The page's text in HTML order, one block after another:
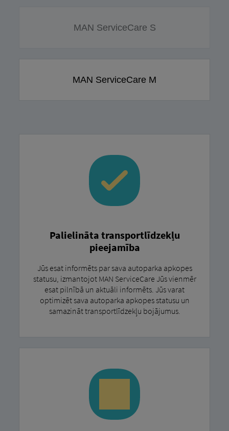
MAN ServiceCare S
MAN ServiceCare M
Palielināta transportlīdzekļu
pieejamība
Jūs esat informēts par sava autoparka apkopes
statusu, izmantojot MAN ServiceCare Jūs vienmēr
esat pilnībā un aktuāli informēts. Jūs varat
optimizēt sava autoparka apkopes statusu un
samazināt transportlīdzekļu bojājumus.